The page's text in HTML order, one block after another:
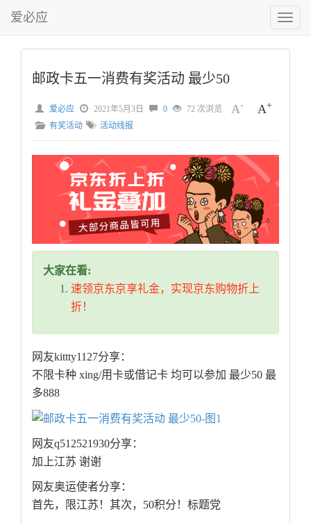
切
换
菜
爱必应
邮政卡五一消费有奖活动 最少50
A- A+
爱必应 2021年5月3日 0
72 次浏览
有奖活动
活动线报
大家在看:
速领京东京享礼金，实现京东购物折上
折！
网友kittty1127分享：
不限卡种 xing/用卡或借记卡 均可以参加 最少50 最
多888
网友q512521930分享：
加上江苏 谢谢
网友奥运使者分享：
首先，限江苏！其次，50积分！标题党